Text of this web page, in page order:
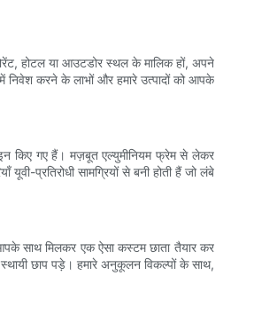
होटल या आउटडोर स्थल के मालिक हों, अपने
निवेश करने के लाभों और हमारे उत्पादों को आपके
किए गए हैं। मज़बूत एल्युमीनियम फ्रेम से लेकर
प्रतिरोधी सामग्रियों से बनी होती हैं जो लंबे
साथ मिलकर एक ऐसा कस्टम छाता तैयार कर
छाप पड़े। हमारे अनुकूलन विकल्पों के साथ,